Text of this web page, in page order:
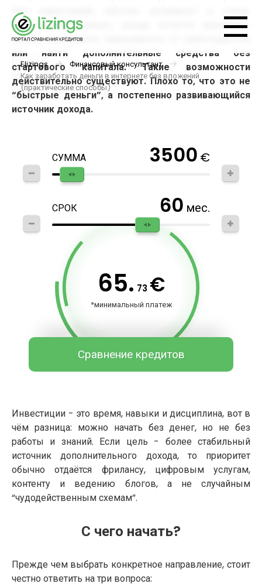
Elizings
Финансовый консультант
Как заработать деньги в интернете без вложений
(практические способы)
без инвестиций, обычно возникает в очень
практичный момент, когда хочется увеличить
доход, уменьшить зависимость от работодателя
или найти дополнительные средства без
стартового капитала. Такие возможности
действительно существуют. Плохо то, что это не
“быстрые деньги”, а постепенно развивающийся
источник дохода.
СУММА 3500 €
СРОК 60 мес.
65. 73 €
*минимальный платеж
Сравнение кредитов
Инвестиции - это время, навыки и дисциплина, вот в
чём разница: можно начать без денег, но не без
работы и знаний. Если цель - более стабильный
источник дополнительного дохода, то приоритет
обычно отдаётся фрилансу, цифровым услугам,
контенту и ведению блогов, а не случайным
“чудодейственным схемам”.
С чего начать?
Прежде чем выбрать конкретное направление, стоит
честно ответить на три вопроса: